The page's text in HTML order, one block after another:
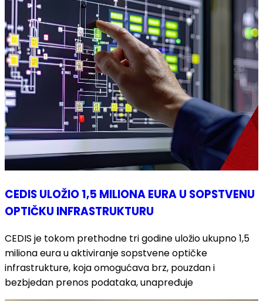
CEDIS ULOŽIO 1,5 MILIONA EURA U SOPSTVENU
OPTIČKU INFRASTRUKTURU
CEDIS je tokom prethodne tri godine uložio ukupno 1,5
miliona eura u aktiviranje sopstvene optičke
infrastrukture, koja omogućava brz, pouzdan i
bezbjedan prenos podataka, unapređuje